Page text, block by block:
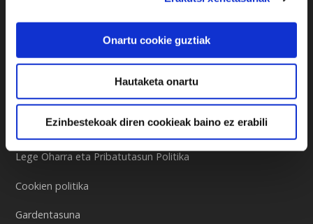
Onartu cookie guztiak
Hautaketa onartu
Ezinbestekoak diren cookieak baino ez erabili
Museoa
Newsletter-a
Lege Oharra eta Pribatutasun Politika
Cookien politika
Gardentasuna